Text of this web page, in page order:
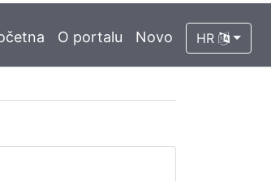
O portalu Novo HR